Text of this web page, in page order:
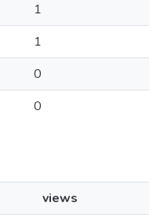
1
1
0
0
views